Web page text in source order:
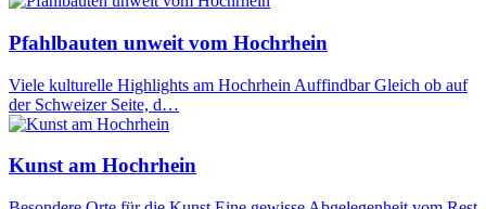
Pfahlbauten unweit vom Hochrhein
Viele kulturelle Highlights am Hochrhein Auffindbar Gleich ob auf
der Schweizer Seite, d…
Kunst am Hochrhein